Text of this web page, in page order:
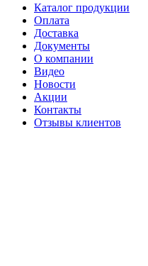
Каталог продукции
Оплата
Доставка
Документы
О компании
Видео
Новости
Акции
Контакты
Отзывы клиентов